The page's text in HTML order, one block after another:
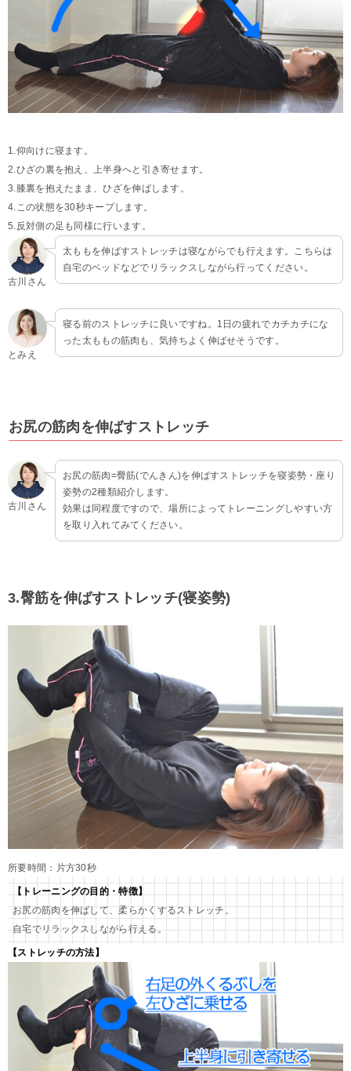
1.仰向けに寝ます。
2.ひざの裏を抱え、上半身へと引き寄せます。
3.膝裏を抱えたまま、ひざを伸ばします。
4.この状態を30秒キープします。
5.反対側の足も同様に行います。
古川さん
太ももを伸ばすストレッチは寝ながらでも行えます。こちらは
自宅のベッドなどでリラックスしながら行ってください。
とみえ
寝る前のストレッチに良いですね。1日の疲れでカチカチにな
った太ももの筋肉も、気持ちよく伸ばせそうです。
お尻の筋肉を伸ばすストレッチ
古川さん
お尻の筋肉=臀筋(でんきん)を伸ばすストレッチを寝姿勢・座り
姿勢の2種類紹介します。
効果は同程度ですので、場所によってトレーニングしやすい方
を取り入れてみてください。
3.臀筋を伸ばすストレッチ(寝姿勢)
所要時間：片方30秒
【トレーニングの目的・特徴】
お尻の筋肉を伸ばして、柔らかくするストレッチ。
自宅でリラックスしながら行える。
【ストレッチの方法】